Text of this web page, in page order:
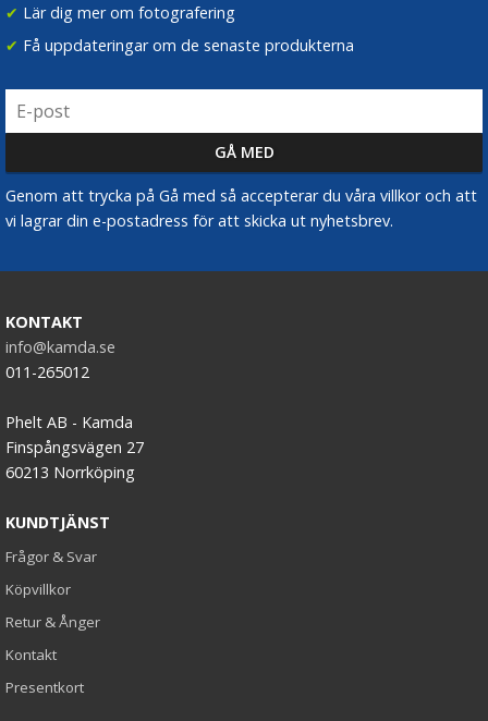
✔ Lär dig mer om fotografering
✔ Få uppdateringar om de senaste produkterna
Genom att trycka på Gå med så accepterar du våra villkor och att
vi lagrar din e-postadress för att skicka ut nyhetsbrev.
KONTAKT
info@kamda.se
011-265012
Phelt AB - Kamda
Finspångsvägen 27
60213 Norrköping
KUNDTJÄNST
Frågor & Svar
Köpvillkor
Retur & Ånger
Kontakt
Presentkort